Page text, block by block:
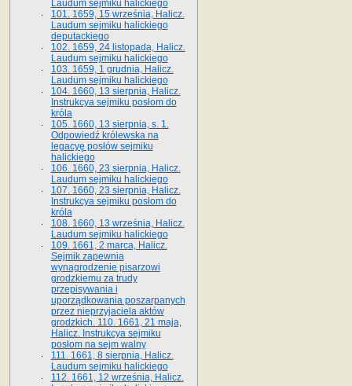
Laudum sejmiku halickiego
101. 1659, 15 września, Halicz.
Laudum sejmiku halickiego
deputackiego
102. 1659, 24 listopada, Halicz.
Laudum sejmiku halickiego
103. 1659, 1 grudnia, Halicz.
Laudum sejmiku halickiego
104. 1660, 13 sierpnia, Halicz.
Instrukcya sejmiku posłom do
króla
105. 1660, 13 sierpnia, s. 1.
Odpowiedź królewska na
legacyę posłów sejmiku
halickiego
106. 1660, 23 sierpnia, Halicz.
Laudum sejmiku halickiego
107. 1660, 23 sierpnia, Halicz.
Instrukcya sejmiku posłom do
króla
108. 1660, 13 września, Halicz.
Laudum sejmiku halickiego
109. 1661, 2 marca, Halicz.
Sejmik zapewnia
wynagrodzenie pisarzowi
grodzkiemu za trudy
przepisywania i
uporządkowania poszarpanych
przez nieprzyjaciela aktów
grodzkich. 110. 1661, 21 maja,
Halicz. Instrukcya sejmiku
posłom na sejm walny
111. 1661, 8 sierpnia, Halicz.
Laudum sejmiku halickiego
112. 1661, 12 września, Halicz.